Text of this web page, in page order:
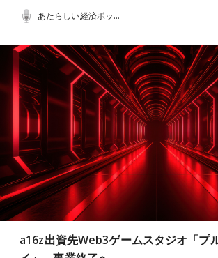
あたらしい経済ポッドキャスト
a16z出資先Web3ゲームスタジオ「プ